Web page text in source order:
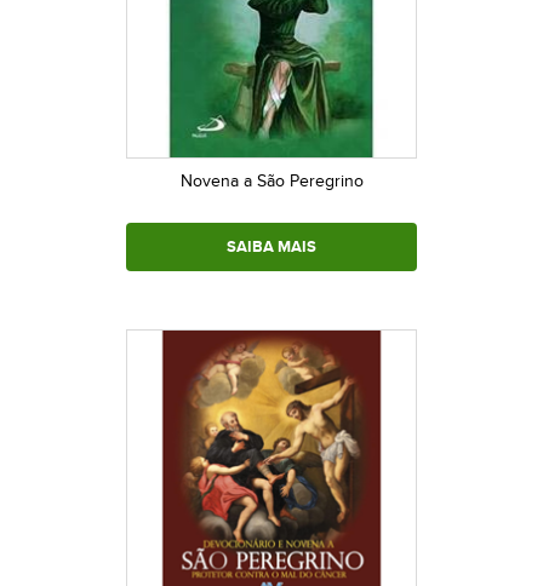
Novena a São Peregrino
SAIBA MAIS